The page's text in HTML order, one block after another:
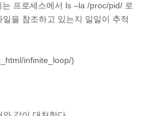
프로세스에서 ls –la /proc/pid/ 로
을 참조하고 있는지 일일이 추적
infinite_loop/)